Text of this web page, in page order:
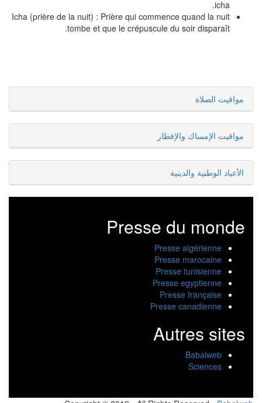
Icha (prière de la nuit) : Prière qui commence quand la nuit
tombe et que le crépuscule du soir disparaît.
مواقيت الصلاة
مواقيت الإمساك والإفطار
الأعياد الوطنية والدينية
Presse du monde
Presse algérienne
Presse marocaine
Presse tunisienne
Presse egyptienne
Presse française
Presse canadienne
Autres sites
Babalweb
Sciences